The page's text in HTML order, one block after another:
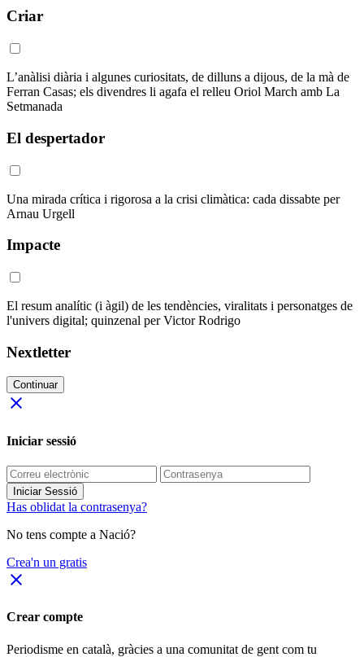
Criar
L’anàlisi diària i algunes curiositats, de dilluns a dijous, de la mà de
Ferran Casas; els divendres li agafa el relleu Oriol March amb La
Setmanada
El despertador
Una mirada crítica i rigorosa a la crisi climàtica: cada dissabte per
Arnau Urgell
Impacte
El resum analític (i àgil) de les tendències, viralitats i personatges de
l'univers digital; quinzenal per Victor Rodrigo
Nextletter
Continuar
close
Iniciar sessió
Iniciar Sessió
Has oblidat la contrasenya?
No tens compte a Nació?
Crea'n un gratis
close
Crear compte
Periodisme en català, gràcies a una comunitat de gent com tu